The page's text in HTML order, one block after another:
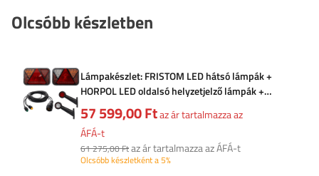
Olcsóbb készletben
Lámpakészlet: FRISTOM LED hátsó lámpák +
HORPOL LED oldalsó helyzetjelző lámpák +
MANTES 5,5 m-es 13 tűs kábelköteg
57 599,00 Ftaz ár tartalmazza az
ÁFÁ-t
61 275,00 Ftaz ár tartalmazza az ÁFÁ-t
Olcsóbb készletként a 5%